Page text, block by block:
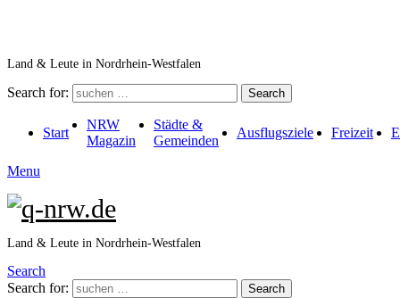
Land & Leute in Nordrhein-Westfalen
Search for: Search
Start
NRW
Magazin
Städte &
Gemeinden
Ausflugsziele Freizeit
Menu
Land & Leute in Nordrhein-Westfalen
Search
Search for:
Search